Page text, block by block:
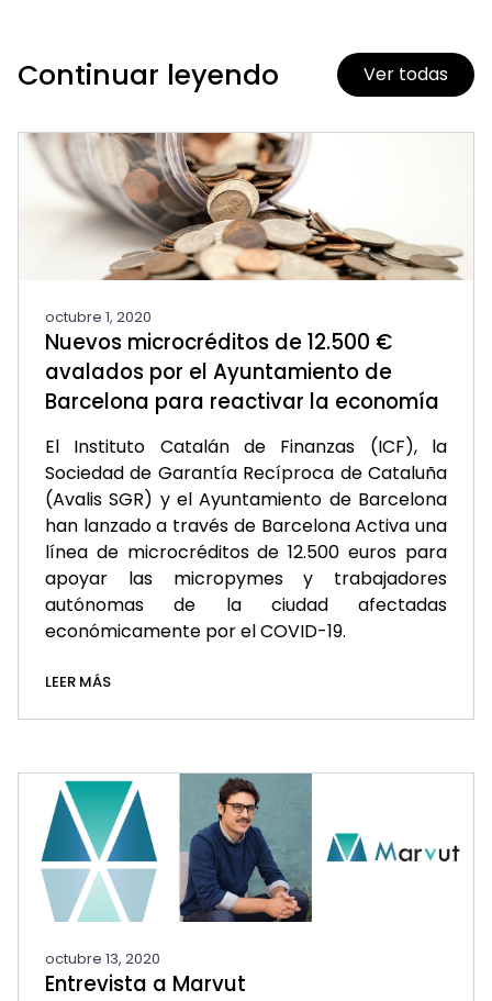
Continuar leyendo Ver todas
octubre 1, 2020
Nuevos microcréditos de 12.500 €
avalados por el Ayuntamiento de
Barcelona para reactivar la economía
El Instituto Catalán de Finanzas (ICF), la
Sociedad de Garantía Recíproca de Cataluña
(Avalis SGR) y el Ayuntamiento de Barcelona
han lanzado a través de Barcelona Activa una
línea de microcréditos de 12.500 euros para
apoyar las micropymes y trabajadores
autónomas de la ciudad afectadas
económicamente por el COVID-19.
LEER MÁS
octubre 13, 2020
Entrevista a Marvut